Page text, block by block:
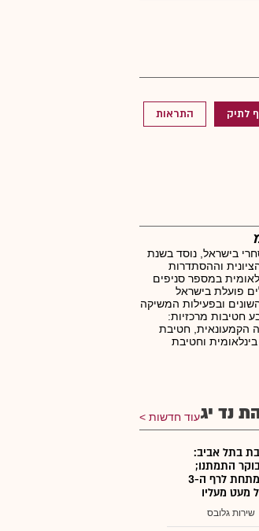
לתיק התראות
בישראל, נוסד בשנת
הציונית וההסתדרות
במספר סניפים
פועלת בישראל
ובפעילות המשיקה
חטיבות מרכזיות:
הקמעונאית, חטיבת
בינלאומית וחטיבת
נד יגעוד חדשות
בתל אביב:
התמתנו;
הדולר צנח מתחת לרף ה-3
מעט מעליו
שירות גלובס